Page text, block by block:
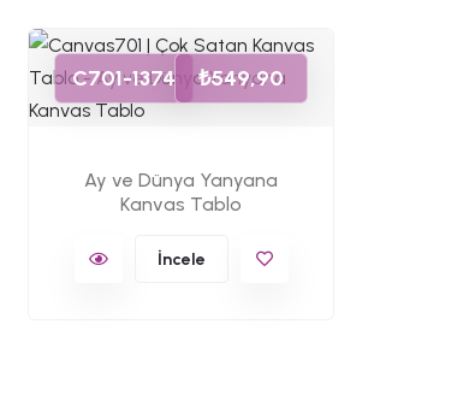
C701-1374 ₺549,90
Ay ve Dünya Yanyana
Kanvas Tablo
İncele